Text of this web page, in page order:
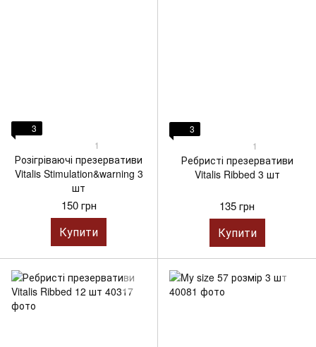
3
1
Розігріваючі презервативи
Vitalis Stimulation&warning 3
шт
150 грн
Купити
3
1
Ребристі презервативи
Vitalis Ribbed 3 шт
135 грн
Купити